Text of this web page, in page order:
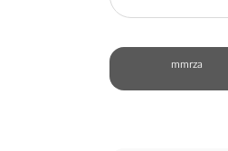
mmrza